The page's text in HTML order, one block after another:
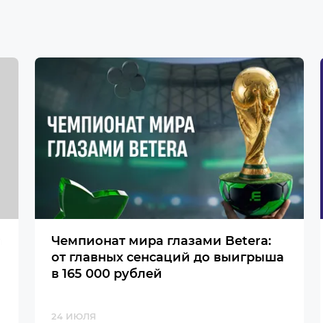
Чемпионат мира глазами Betera:
от главных сенсаций до выигрыша
в 165 000 рублей
24 ИЮЛЯ